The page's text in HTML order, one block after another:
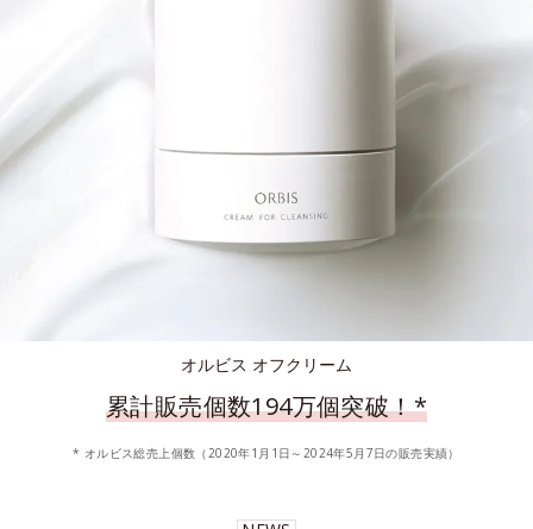
オルビス オフクリーム
累計販売個数194万個突破！*
* オルビス総売上個数（2020年1月1日～2024年5月7日の販売実績）